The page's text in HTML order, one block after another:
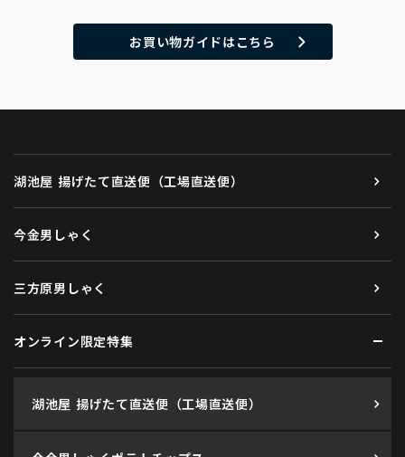
お買い物ガイドはこちら
湖池屋 揚げたて直送便（工場直送便）
今金男しゃく
三方原男しゃく
オンライン限定特集
湖池屋 揚げたて直送便（工場直送便）